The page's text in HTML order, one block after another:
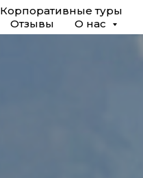
Корпоративные туры
Отзывы
О нас